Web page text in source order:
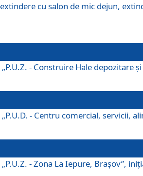
cu salon de mic dejun,
- Construire Hale depozitare
- Centru comercial, servicii,
- Zona La Iepure, Braşov”,